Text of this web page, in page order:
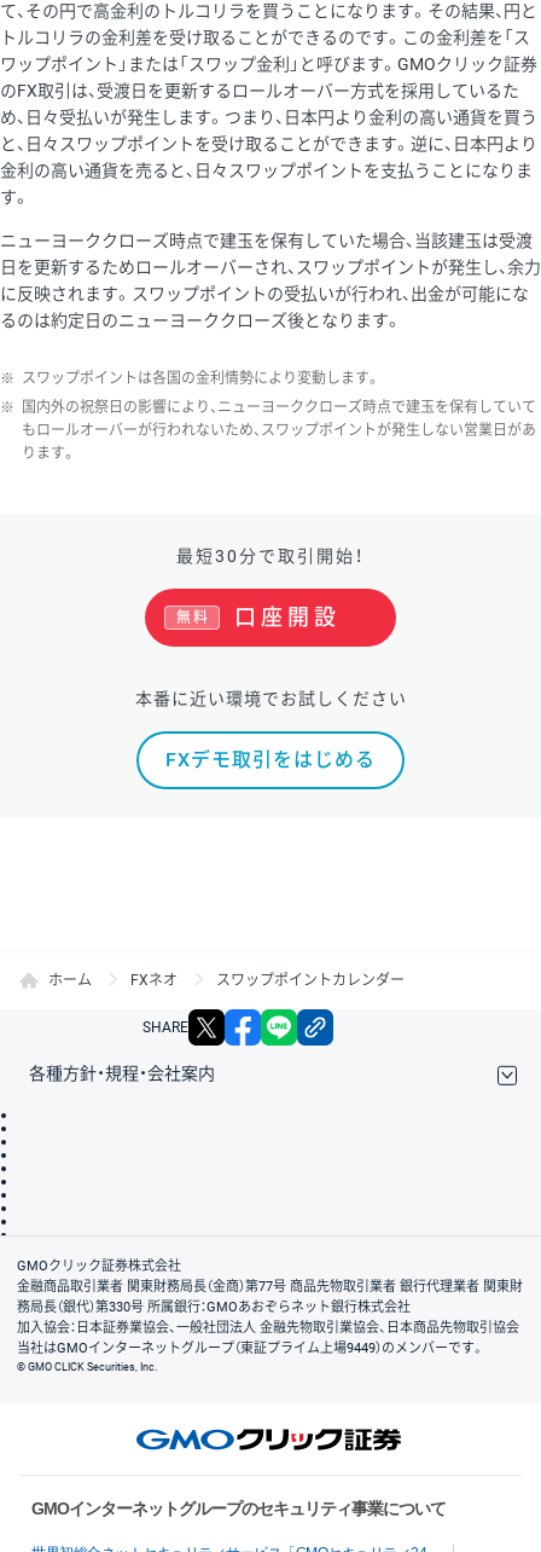
て、その円で高金利のトルコリラを買うことになります。その結果、円と
トルコリラの金利差を受け取ることができるのです。この金利差を「ス
ワップポイント」または「スワップ金利」と呼びます。GMOクリック証券
のFX取引は、受渡日を更新するロールオーバー方式を採用しているた
め、日々受払いが発生します。つまり、日本円より金利の高い通貨を買う
と、日々スワップポイントを受け取ることができます。逆に、日本円より
金利の高い通貨を売ると、日々スワップポイントを支払うことになりま
す。
ニューヨーククローズ時点で建玉を保有していた場合、当該建玉は受渡
日を更新するためロールオーバーされ、スワップポイントが発生し、余力
に反映されます。スワップポイントの受払いが行われ、出金が可能にな
るのは約定日のニューヨーククローズ後となります。
※ スワップポイントは各国の金利情勢により変動します。
※
国内外の祝祭日の影響により、ニューヨーククローズ時点で建玉を保有していて
もロールオーバーが行われないため、スワップポイントが発生しない営業日があ
ります。
最短30分で取引開始！
口座開設
無料
本番に近い環境でお試しください
FXデモ取引をはじめる
ホーム FXネオ スワップポイントカレンダー
SHARE X facebook
各種方針・規程・会社案内
会社案内
GMOクリック証券株式会社
金融商品取引業者 関東財務局長（金商）第77号 商品先物取引業者 銀行代理業者 関東財
務局長（銀代）第330号 所属銀行：GMOあおぞらネット銀行株式会社
加入協会：日本証券業協会、一般社団法人 金融先物取引業協会、日本商品先物取引協会
当社はGMOインターネットグループ（東証プライム上場9449）のメンバーです。
© GMO CLICK Securities, Inc.
GMOインターネットグループのセキュリティ事業について